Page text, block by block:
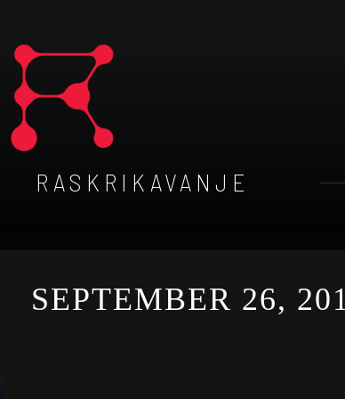
RASKRIKAVANJE
SEPTEMBER 26,